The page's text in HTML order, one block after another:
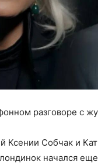
разговоре с
Ксении Собчак и
начался